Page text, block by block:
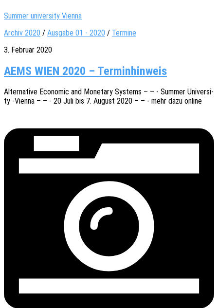
Summer university Vienna
Archiv 2020 / Ausgabe 01 - 2020 / Termine
3. Februar 2020
AEMS WIEN 2020 – Terminhinweis
Alter­na­ti­ve Econo­mic and Mone­ta­ry Systems – – - Summer Univer­si­
ty ‑Vienna – – - 20 Juli bis 7. August 2020 – – - mehr dazu online